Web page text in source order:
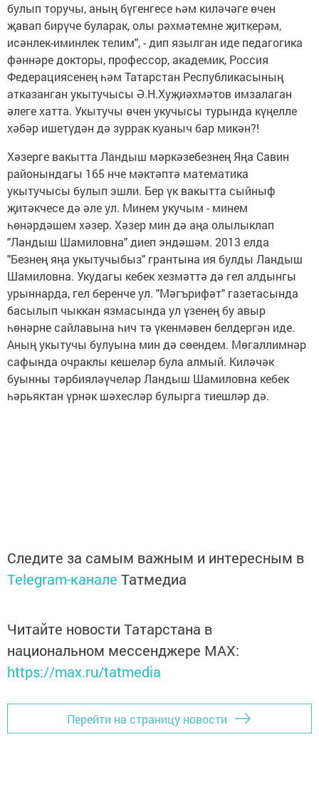
булып торучы, аның бүгенгесе һәм киләчәге өчен
җавап бирүче буларак, олы рәхмәтемне җиткерәм,
исәнлек-иминлек телим", - дип язылган иде педагогика
фәннәре докторы, профессор, академик, Россия
Федерациясенең һәм Татарстан Республикасының
атказанган укытучысы Ә.Н.Хуҗиәхмәтов имзалаган
әлеге хатта. Укытучы өчен укучысы турында күңелле
хәбәр ишетүдән дә зуррак куаныч бар микән?!
Хәзерге вакытта Ландыш мәркәзебезнең Яңа Савин
районындагы 165 нче мәктәптә математика
укытучысы булып эшли. Бер үк вакытта сыйныф
җитәкчесе дә әле ул. Минем укучым - минем
һөнәрдәшем хәзер. Хәзер мин дә аңа олылыклап
"Ландыш Шамиловна" диеп эндәшәм. 2013 елда
"Безнең яңа укытучыбыз" грантына ия булды Ландыш
Шамиловна. Укудагы кебек хезмәттә дә гел алдынгы
урыннарда, гел беренче ул. "Мәгърифәт" газетасында
басылып чыккан язмасында ул үзенең бу авыр
һөнәрне сайлавына һич тә үкенмәвен белдергән иде.
Аның укытучы булуына мин дә сөендем. Мөгаллимнәр
сафында очраклы кешеләр була алмый. Киләчәк
буынны тәрбияләүчеләр Ландыш Шамиловна кебек
һәрьяктан үрнәк шәхесләр булырга тиешләр дә.
Следите за самым важным и интересным в
Telegram-канале Татмедиа
Читайте новости Татарстана в
национальном мессенджере MАХ:
https://max.ru/tatmedia
Перейти на страницу новости